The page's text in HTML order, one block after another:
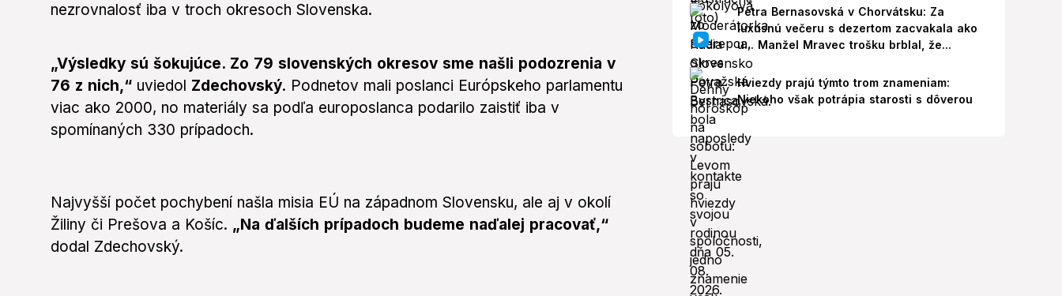
nezrovnalosť iba v troch okresoch Slovenska.
„Výsledky sú šokujúce. Zo 79 slovenských okresov sme našli podozrenia v
76 z nich,“ uviedol Zdechovský. Podnetov mali poslanci Európskeho parlamentu
viac ako 2000, no materiály sa podľa europoslanca podarilo zaistiť iba v
spomínaných 330 prípadoch.
Najvyšší počet pochybení našla misia EÚ na západnom Slovensku, ale aj v okolí
Žiliny či Prešova a Košíc. „Na ďalších prípadoch budeme naďalej pracovať,“
dodal Zdechovský.
Petra Bernasovská v Chorvátsku: Za
luxusnú večeru s dezertom zacvakala ako
u... Manžel Mravec trošku brblal, že...
Hviezdy prajú týmto trom znameniam:
Niekoho však potrápia starosti s dôverou